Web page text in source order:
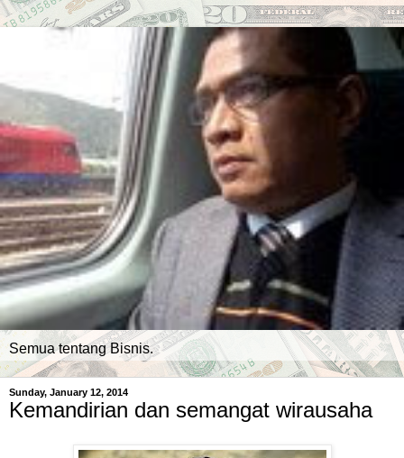
Semua tentang Bisnis.
Sunday, January 12, 2014
Kemandirian dan semangat wirausaha